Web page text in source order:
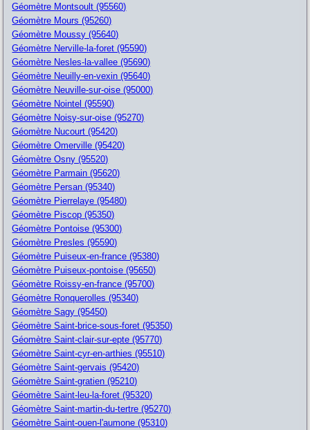
Géomètre Montsoult (95560)
Géomètre Mours (95260)
Géomètre Moussy (95640)
Géomètre Nerville-la-foret (95590)
Géomètre Nesles-la-vallee (95690)
Géomètre Neuilly-en-vexin (95640)
Géomètre Neuville-sur-oise (95000)
Géomètre Nointel (95590)
Géomètre Noisy-sur-oise (95270)
Géomètre Nucourt (95420)
Géomètre Omerville (95420)
Géomètre Osny (95520)
Géomètre Parmain (95620)
Géomètre Persan (95340)
Géomètre Pierrelaye (95480)
Géomètre Piscop (95350)
Géomètre Pontoise (95300)
Géomètre Presles (95590)
Géomètre Puiseux-en-france (95380)
Géomètre Puiseux-pontoise (95650)
Géomètre Roissy-en-france (95700)
Géomètre Ronquerolles (95340)
Géomètre Sagy (95450)
Géomètre Saint-brice-sous-foret (95350)
Géomètre Saint-clair-sur-epte (95770)
Géomètre Saint-cyr-en-arthies (95510)
Géomètre Saint-gervais (95420)
Géomètre Saint-gratien (95210)
Géomètre Saint-leu-la-foret (95320)
Géomètre Saint-martin-du-tertre (95270)
Géomètre Saint-ouen-l'aumone (95310)